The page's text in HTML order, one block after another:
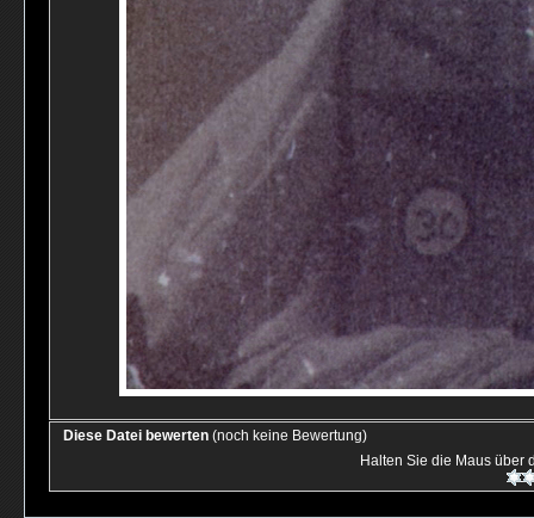
Diese Datei bewerten (noch keine Bewertung)
Halten Sie die Maus über